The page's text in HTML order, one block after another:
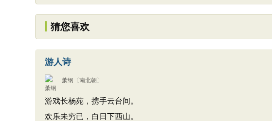
猜您喜欢
游人诗
萧纲 〔南北朝〕
游戏长杨苑，携手云台间。
欢乐未穷已，白日下西山。